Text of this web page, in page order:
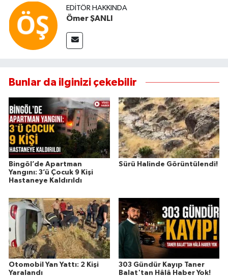
EDITÖR HAKKINDA
Ömer ŞANLI
Bunlar da ilginizi çekebilir
Bingöl’de Apartman
Yangını: 3’ü Çocuk 9 Kişi
Hastaneye Kaldırıldı
Sürü Halinde Görüntülendi!
Otomobil Yan Yattı: 2 Kişi
Yaralandı
303 Gündür Kayıp Taner
Balat'tan Hâlâ Haber Yok!